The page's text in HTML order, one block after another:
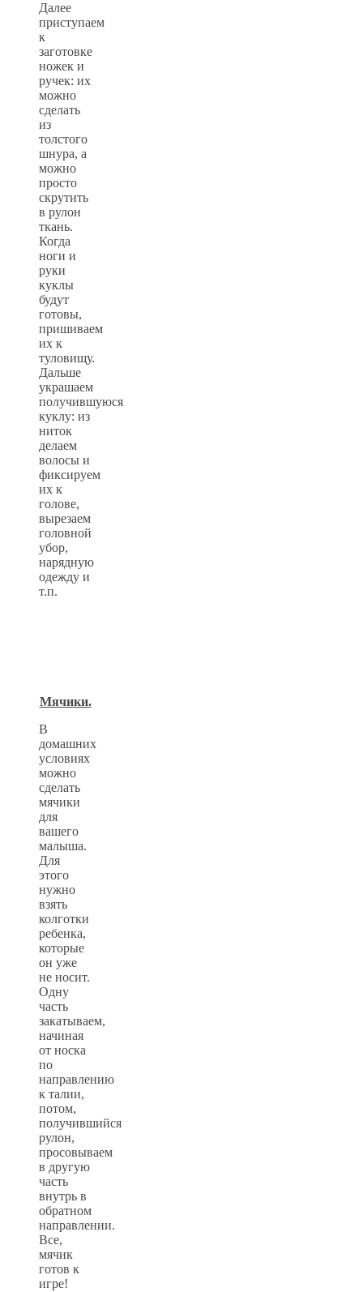
Далее
приступаем
к
заготовке
ножек и
ручек: их
можно
сделать
из
толстого
шнура, а
можно
просто
скрутить
в рулон
ткань.
Когда
ноги и
руки
куклы
будут
готовы,
пришиваем
их к
туловищу.
Дальше
украшаем
получившуюся
куклу: из
ниток
делаем
волосы и
фиксируем
их к
голове,
вырезаем
головной
убор,
нарядную
одежду и
т.п.
Мячики.
В
домашних
условиях
можно
сделать
мячики
для
вашего
малыша.
Для
этого
нужно
взять
колготки
ребенка,
которые
он уже
не носит.
Одну
часть
закатываем,
начиная
от носка
по
направлению
к талии,
потом,
получившийся
рулон,
просовываем
в другую
часть
внутрь в
обратном
направлении.
Все,
мячик
готов к
игре!